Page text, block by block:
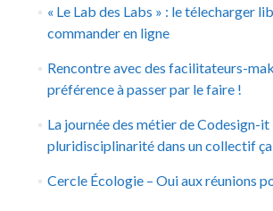
« Le Lab des Labs » : le télecharger
commander en ligne
Rencontre avec des facilitateurs-
préférence à passer par le faire !
La journée des métier de Codesign-it
pluridisciplinarité dans un collectif
Cercle Écologie – Oui aux réunions